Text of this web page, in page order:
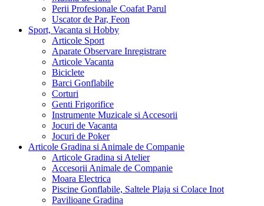
Perii Profesionale Coafat Parul
Uscator de Par, Feon
Sport, Vacanta si Hobby
Articole Sport
Aparate Observare Inregistrare
Articole Vacanta
Biciclete
Barci Gonflabile
Corturi
Genti Frigorifice
Instrumente Muzicale si Accesorii
Jocuri de Vacanta
Jocuri de Poker
Articole Gradina si Animale de Companie
Articole Gradina si Atelier
Accesorii Animale de Companie
Moara Electrica
Piscine Gonflabile, Saltele Plaja si Colace Inot
Pavilioane Gradina